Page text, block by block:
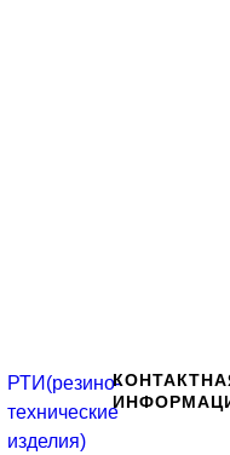
РТИ(резино-
технические
изделия)